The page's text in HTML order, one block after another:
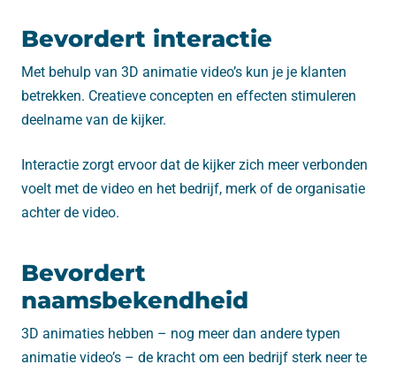
Bevordert interactie
Met behulp van 3D animatie video’s kun je je klanten
betrekken. Creatieve concepten en effecten stimuleren
deelname van de kijker.
Interactie zorgt ervoor dat de kijker zich meer verbonden
voelt met de video en het bedrijf, merk of de organisatie
achter de video.
Bevordert
naamsbekendheid
3D animaties hebben – nog meer dan andere typen
animatie video’s – de kracht om een bedrijf sterk neer te